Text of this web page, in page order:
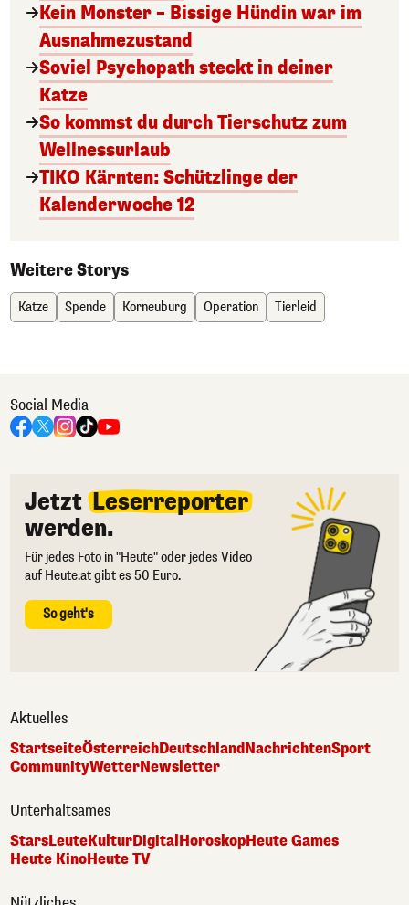
Kein Monster – Bissige Hündin war im
Ausnahmezustand
Soviel Psychopath steckt in deiner
Katze
So kommst du durch Tierschutz zum
Wellnessurlaub
TIKO Kärnten: Schützlinge der
Kalenderwoche 12
Weitere Storys
Katze Spende Korneuburg Operation Tierleid
Social Media
Jetzt Leserreporter
werden.
Für jedes Foto in "Heute" oder jedes Video
auf Heute.at gibt es 50 Euro.
So geht's
Aktuelles
StartseiteÖsterreichDeutschlandNachrichtenSport
CommunityWetterNewsletter
Unterhaltsames
StarsLeuteKulturDigital HoroskopHeute Games
Heute KinoHeute TV